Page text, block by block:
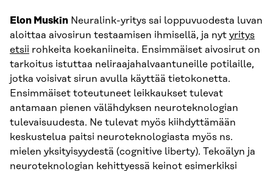
Elon Muskin Neuralink-yritys sai loppuvuodesta luvan
aloittaa aivosirun testaamisen ihmisellä, ja nyt yritys
etsii rohkeita koekaniineita. Ensimmäiset aivosirut on
tarkoitus istuttaa neliraajahalvaantuneille potilaille,
jotka voisivat sirun avulla käyttää tietokonetta.
Ensimmäiset toteutuneet leikkaukset tulevat
antamaan pienen välähdyksen neuroteknologian
tulevaisuudesta. Ne tulevat myös kiihdyttämään
keskustelua paitsi neuroteknologiasta myös ns.
mielen yksityisyydestä (cognitive liberty). Tekoälyn ja
neuroteknologian kehittyessä keinot esimerkiksi